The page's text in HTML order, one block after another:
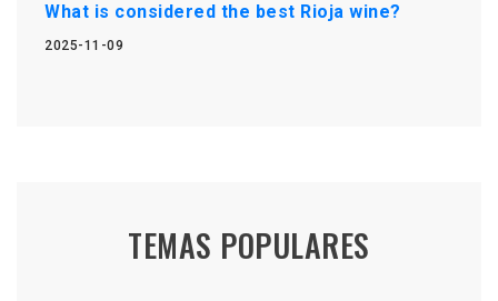
What is considered the best Rioja wine?
2025-11-09
TEMAS POPULARES